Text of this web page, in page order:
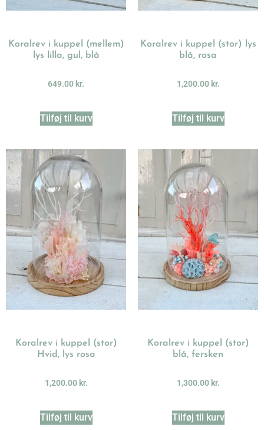
Koralrev i kuppel (mellem)
lys lilla, gul, blå
649.00 kr.
Tilføj til kurv
Koralrev i kuppel (stor) lys
blå, rosa
1,200.00 kr.
Tilføj til kurv
Koralrev i kuppel (stor)
Hvid, lys rosa
1,200.00 kr.
Tilføj til kurv
Koralrev i kuppel (stor)
blå, fersken
1,300.00 kr.
Tilføj til kurv